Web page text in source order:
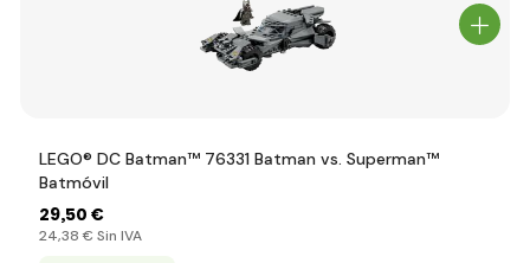
LEGO® DC Batman™ 76331 Batman vs. Superman™
Batmóvil
29,50 €
24,38 € Sin IVA